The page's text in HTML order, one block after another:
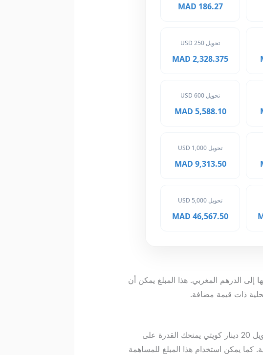
186.27 MAD
تحويل 250 USD
2,328.375 MAD
تحويل 600 USD
5,588.10 MAD
تحويل 1,000 USD
9,313.50 MAD
تحويل 5,000 USD
46,567.50 MAD
تحويلها إلى الدرهم المغربي. هذا المبلغ يمكن أن
ذات قيمة مضافة.
المغرب يشتهر بمنتجاته الطبيعية مثل زيت الأركان، الزعفران، والزيوت الأساسية. تحويل 20 دينار كويتي يمنحك القدرة على
كما يمكن استخدام هذا المبلغ للمساهمة